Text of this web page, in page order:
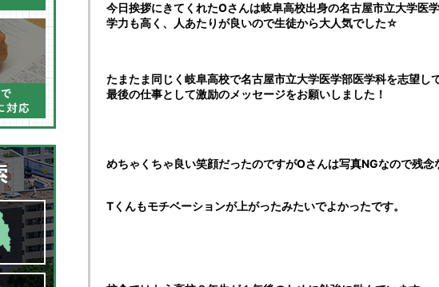
今日挨拶にきてくれたOさんは岐阜高校出身の名古屋市立大学医
学力も高く、人あたりが良いので生徒から大人気でした☆
たまたま同じく岐阜高校で名古屋市立大学医学部医学科を志望し
最後の仕事として激励のメッセージをお願いしました！
めちゃくちゃ良い笑顔だったのですがOさんは写真NGなので残
Tくんもモチベーションが上がったみたいでよかったです。